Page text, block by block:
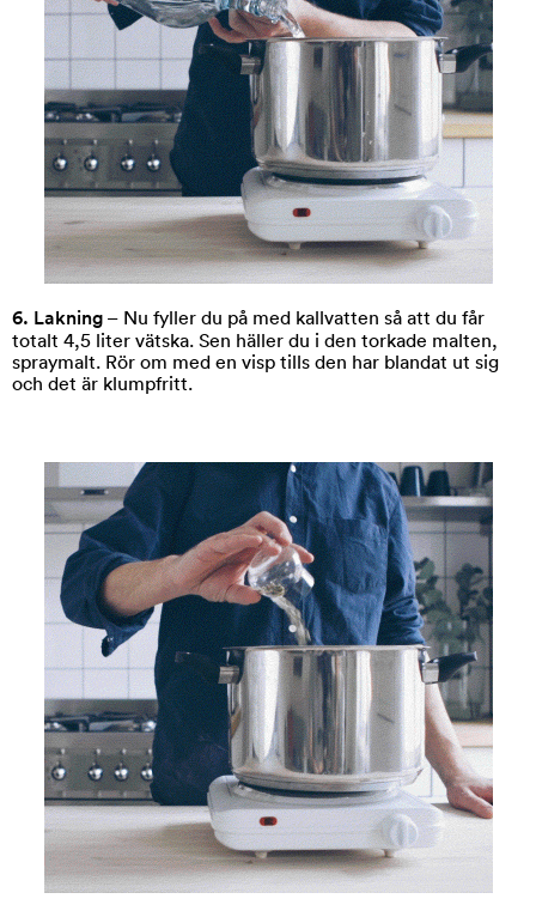
6. Lakning – Nu fyller du på med kallvatten så att du får
totalt 4,5 liter vätska. Sen häller du i den torkade malten,
spraymalt. Rör om med en visp tills den har blandat ut sig
och det är klumpfritt.